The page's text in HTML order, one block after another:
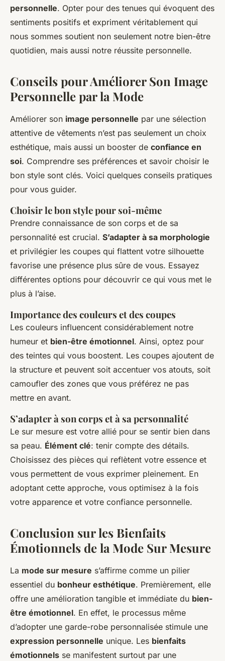
personnelle. Opter pour des tenues qui évoquent des
sentiments positifs et expriment véritablement qui
nous sommes soutient non seulement notre bien-être
quotidien, mais aussi notre réussite personnelle.
Conseils pour Améliorer Son Image
Personnelle par la Mode
Améliorer son image personnelle par une sélection
attentive de vêtements n’est pas seulement un choix
esthétique, mais aussi un booster de confiance en
soi. Comprendre ses préférences et savoir choisir le
bon style sont clés. Voici quelques conseils pratiques
pour vous guider.
Choisir le bon style pour soi-même
Prendre connaissance de son corps et de sa
personnalité est crucial. S’adapter à sa morphologie
et privilégier les coupes qui flattent votre silhouette
favorise une présence plus sûre de vous. Essayez
différentes options pour découvrir ce qui vous met le
plus à l’aise.
Importance des couleurs et des coupes
Les couleurs influencent considérablement notre
humeur et bien-être émotionnel. Ainsi, optez pour
des teintes qui vous boostent. Les coupes ajoutent de
la structure et peuvent soit accentuer vos atouts, soit
camoufler des zones que vous préférez ne pas
mettre en avant.
S’adapter à son corps et à sa personnalité
Le sur mesure est votre allié pour se sentir bien dans
sa peau. Élément clé: tenir compte des détails.
Choisissez des pièces qui reflètent votre essence et
vous permettent de vous exprimer pleinement. En
adoptant cette approche, vous optimisez à la fois
votre apparence et votre confiance personnelle.
Conclusion sur les Bienfaits
Émotionnels de la Mode Sur Mesure
La mode sur mesure s’affirme comme un pilier
essentiel du bonheur esthétique. Premièrement, elle
offre une amélioration tangible et immédiate du bien-
être émotionnel. En effet, le processus même
d’adopter une garde-robe personnalisée stimule une
expression personnelle unique. Les bienfaits
émotionnels se manifestent surtout par une